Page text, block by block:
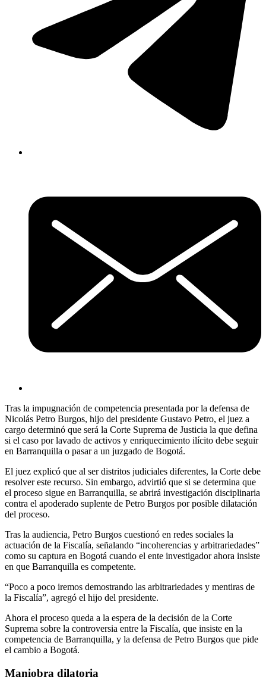
Tras la impugnación de competencia presentada por la defensa de
Nicolás Petro Burgos, hijo del presidente Gustavo Petro, el juez a
cargo determinó que será la Corte Suprema de Justicia la que defina
si el caso por lavado de activos y enriquecimiento ilícito debe seguir
en Barranquilla o pasar a un juzgado de Bogotá.
El juez explicó que al ser distritos judiciales diferentes, la Corte debe
resolver este recurso. Sin embargo, advirtió que si se determina que
el proceso sigue en Barranquilla, se abrirá investigación disciplinaria
contra el apoderado suplente de Petro Burgos por posible dilatación
del proceso.
Tras la audiencia, Petro Burgos cuestionó en redes sociales la
actuación de la Fiscalía, señalando “incoherencias y arbitrariedades”
como su captura en Bogotá cuando el ente investigador ahora insiste
en que Barranquilla es competente.
“Poco a poco iremos demostrando las arbitrariedades y mentiras de
la Fiscalía”, agregó el hijo del presidente.
Ahora el proceso queda a la espera de la decisión de la Corte
Suprema sobre la controversia entre la Fiscalía, que insiste en la
competencia de Barranquilla, y la defensa de Petro Burgos que pide
el cambio a Bogotá.
Maniobra dilatoria